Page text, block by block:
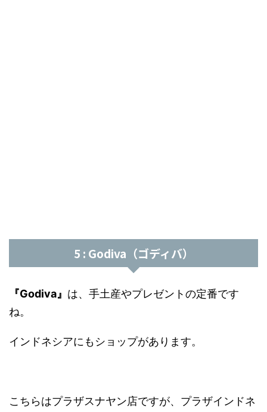
5 : Godiva（ゴディバ）
『Godiva』 は、手土産やプレゼントの定番です
ね。
インドネシアにもショップがあります。
こちらはプラザスナヤン店ですが、プラザインドネ